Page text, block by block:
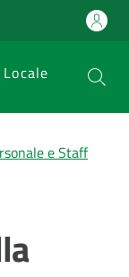
e Staff